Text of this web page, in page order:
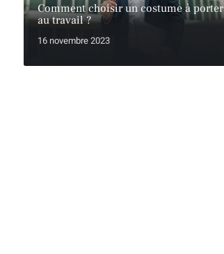
Comment choisir un costume à porter
au travail ?
16 novembre 2023